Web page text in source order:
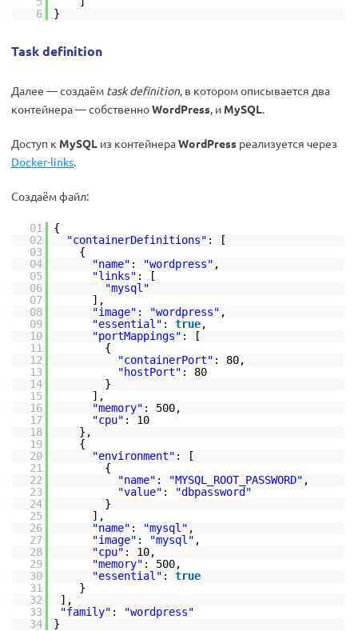
6
}
Task definition
Далее — создаём task definition, в котором описывается два
контейнера — собственноWordPress, и MySQL.
Доступ к MySQL из контейнераWordPress реализуется через
Docker-links.
Создаём файл:
01
{
02
"containerDefinitions" : [
03
{
04
"name" : "wordpress" ,
05
"links" : [
06
"mysql"
07
],
08
"image" : "wordpress" ,
09
"essential" : true,
10
"portMappings" : [
11
{
12
"containerPort" : 80,
13
"hostPort" : 80
14
}
15
],
16
"memory" : 500,
17
"cpu" : 10
18
},
19
{
20
"environment" : [
21
{
22
"name" : "MYSQL_ROOT_PASSWORD" ,
23
"value" :
"dbpassword"
24
}
25
],
26
"name" : "mysql" ,
27
"image" : "mysql" ,
28
"cpu" : 10,
29
"memory" : 500,
30
"essential" : true
31
}
32
],
33
"family" :
"wordpress"
34
}